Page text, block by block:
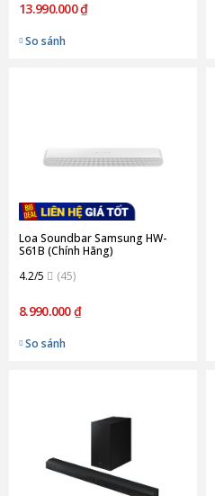
13.990.000 ₫
So sánh
Loa Soundbar Samsung HW-
S61B (Chính Hãng)
4.2/5
(45)
8.990.000 ₫
So sánh